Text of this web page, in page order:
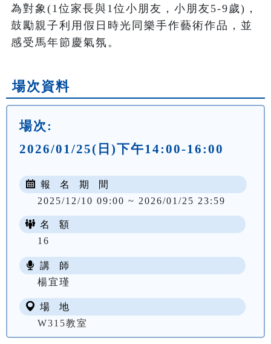
為對象(1位家長與1位小朋友，小朋友5-9歲)，
鼓勵親子利用假日時光同樂手作藝術作品，並
感受馬年節慶氣氛。
場次資料
場次:
2026/01/25(日)下午14:00-16:00
報 名 期 間
2025/12/10 09:00 ~ 2026/01/25 23:59
名 額
16
講 師
楊宜瑾
場 地
W315教室